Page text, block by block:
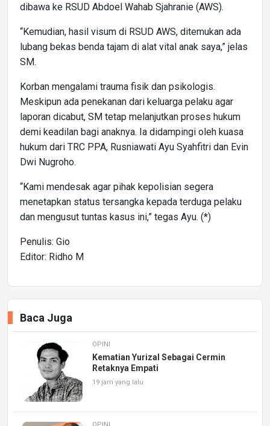
dibawa ke RSUD Abdoel Wahab Sjahranie (AWS).
“Kemudian, hasil visum di RSUD AWS, ditemukan ada
lubang bekas benda tajam di alat vital anak saya,” jelas
SM.
Korban mengalami trauma fisik dan psikologis.
Meskipun ada penekanan dari keluarga pelaku agar
laporan dicabut, SM tetap melanjutkan proses hukum
demi keadilan bagi anaknya. Ia didampingi oleh kuasa
hukum dari TRC PPA, Rusniawati Ayu Syahfitri dan Evin
Dwi Nugroho.
“Kami mendesak agar pihak kepolisian segera
menetapkan status tersangka kepada terduga pelaku
dan mengusut tuntas kasus ini,” tegas Ayu. (*)
Penulis: Gio
Editor: Ridho M
Baca Juga
OPINI
Kematian Yurizal Sebagai Cermin
Retaknya Empati
19 jam yang lalu
OPINI